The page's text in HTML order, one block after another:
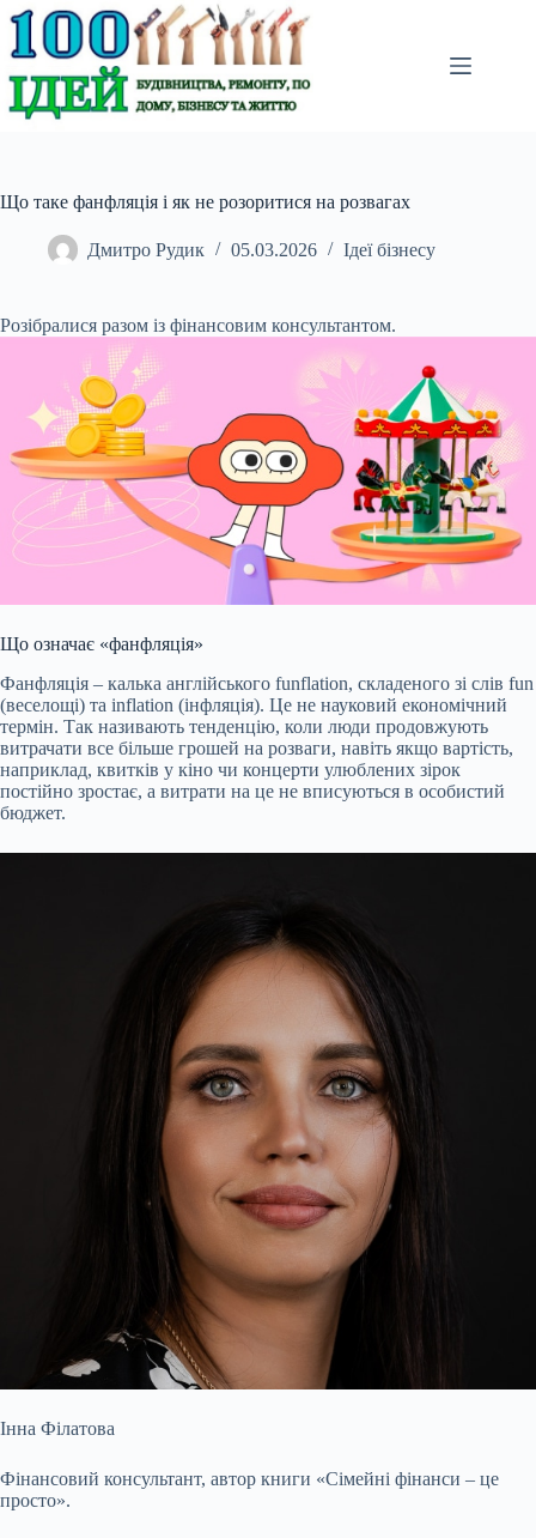
Перейти
до
вмісту
Що таке фанфляція і як не розоритися на розвагах
Дмитро Рудик 05.03.2026 Ідеї бізнесу
Розібралися разом із фінансовим консультантом.
Що означає «фанфляція»
Фанфляція – калька англійського funflation, складеного зі слів fun
(веселощі) та inflation (інфляція). Це не науковий економічний
термін. Так називають тенденцію, коли люди продовжують
витрачати все більше грошей на розваги, навіть якщо вартість,
наприклад, квитків у кіно чи концерти улюблених зірок
постійно зростає, а витрати на це не вписуються в особистий
бюджет.
Інна Філатова
Фінансовий консультант, автор книги «Сімейні фінанси – це
просто».